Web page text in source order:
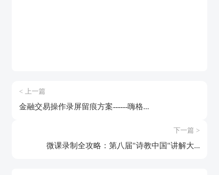
< 上一篇
金融交易操作录屏留痕方案------嗨格...
下一篇 >
微课录制全攻略：第八届"诗教中国"讲解大...